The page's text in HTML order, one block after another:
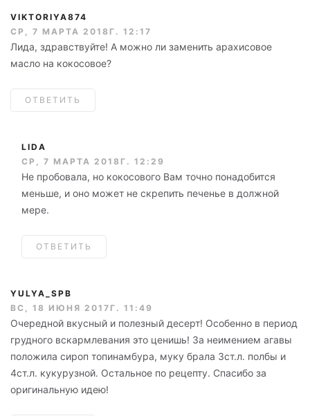
VIKTORIYA874
СР, 7 МАРТА 2018Г. 12:17
Лида, здравствуйте! А можно ли заменить арахисовое
масло на кокосовое?
ОТВЕТИТЬ
LIDA
СР, 7 МАРТА 2018Г. 12:29
Не пробовала, но кокосового Вам точно понадобится
меньше, и оно может не скрепить печенье в должной
мере.
ОТВЕТИТЬ
YULYA_SPB
ВС, 18 ИЮНЯ 2017Г. 11:49
Очередной вкусный и полезный десерт! Особенно в период
грудного вскармлевания это ценишь! За неимением агавы
положила сироп топинамбура, муку брала 3ст.л. полбы и
4ст.л. кукурузной. Остальное по рецепту. Спасибо за
оригинальную идею!